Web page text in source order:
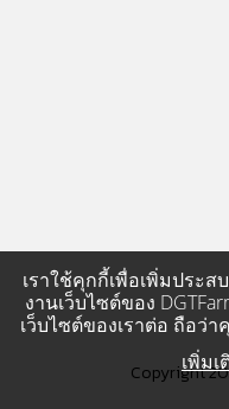
เราใช้คุกกี้เพื่อเพิ่มประ
งานเว็บไซต์ของ
เว็บไซต์ของเราต่อ ถือว่
เพิ่มเ
Copyright